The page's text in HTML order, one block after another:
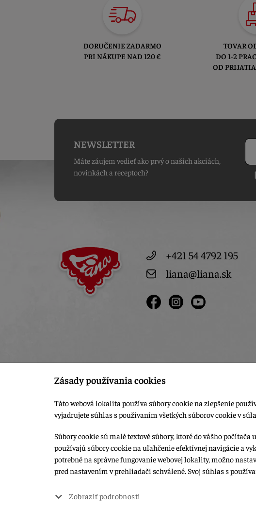
DORUČENIE ZADARMO
PRI NÁKUPE NAD 120 €
TOVAR
DO 1-2
OD
NEWSLETTER
Máte záujem vedieť ako prvý o našich akciách,
novinkách a receptoch?
+421 54 4792 195
liana@liana.sk
© 2015-2026, LIANA GOLIAŠ s.r.o. všetky práva vyhradené.
Upraviť nastavenia Cookies
Zásady používania cookies
Táto webová lokalita používa súbory cookie na zlepšenie
vyjadrujete súhlas s používaním všetkých súborov cookie v
Súbory cookie sú malé textové súbory, ktoré do vášho
používajú súbory cookie na uľahčenie efektívnej navigácie a
potrebné na správne fungovanie webovej lokality, možno
pred nastavením v prehliadači schválené. Svoj súhlas s
Zobraziť podrobnosti